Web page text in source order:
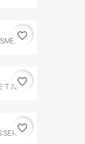
favorite_border
T.785favorite_border
favorite_border